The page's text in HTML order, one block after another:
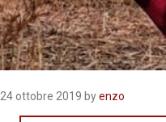
24 ottobre 2019 byenzo